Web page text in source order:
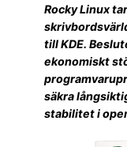
Rocky Linux
till KDE.
ekonomiskt
säkra
stabilitet i